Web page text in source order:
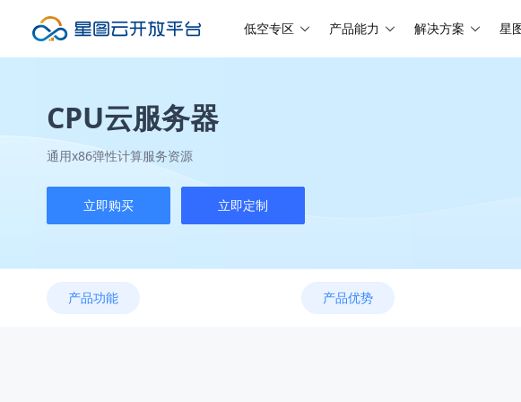
低空专区 产品能力 解决方案 星
CPU云服务器
通用x86弹性计算服务资源
立即购买 立即定制
产品功能 产品优势